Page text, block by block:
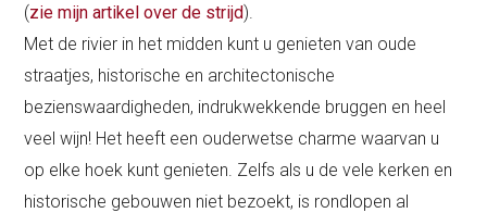
(zie mijn artikel over de strijd).
Met de rivier in het midden kunt u genieten van oude
straatjes, historische en architectonische
bezienswaardigheden, indrukwekkende bruggen en heel
veel wijn! Het heeft een ouderwetse charme waarvan u
op elke hoek kunt genieten. Zelfs als u de vele kerken en
historische gebouwen niet bezoekt, is rondlopen al